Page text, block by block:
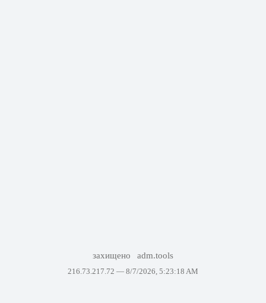
захищено adm.tools
216.73.217.72 — 8/7/2026, 5:23:18 AM